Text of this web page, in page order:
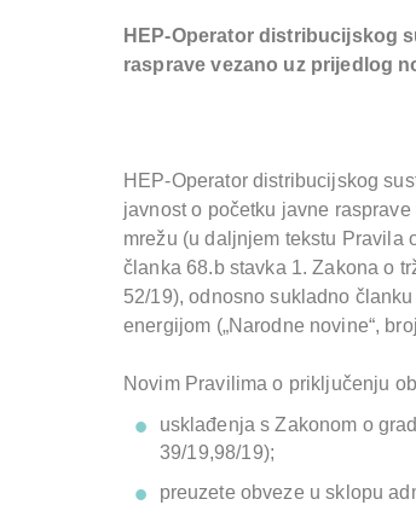
HEP-Operator distribucijskog
rasprave vezano uz prijedlog
HEP-Operator distribucijskog
javnost o početku javne
mrežu (u daljnjem tekstu Pravila
članka 68.b stavka 1. Zakona o
52/19), odnosno sukladno
energijom („Narodne novine“,
Novim Pravilima o priključenju
usklađenja s Zakonom o
39/19,98/19);
preuzete obveze u sklopu